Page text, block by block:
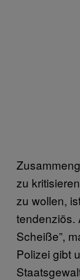
zu
zu wollen,
tendenziös.
Scheiße”,
Polizei gibt